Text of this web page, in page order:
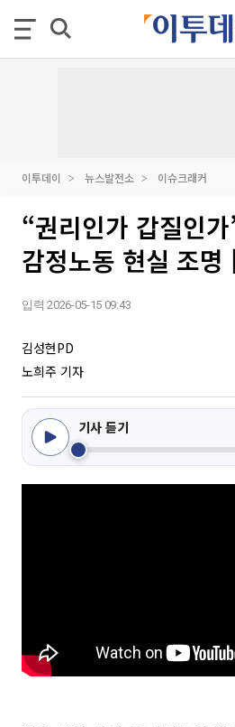
이투데이 뉴스발전소 이슈크래커
“권리인가 갑질인
감정노동 현실 조
입력 2026-05-15 09:43
김성현PD
노희주 기자
기사 듣기